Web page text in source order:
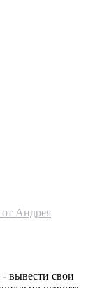
от Андрея
вывести свои